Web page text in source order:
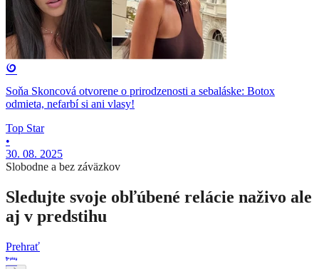
Soňa Skoncová otvorene o prirodzenosti a sebaláske: Botox
odmieta, nefarbí si ani vlasy!
Top Star
•
30. 08. 2025
Slobodne a bez záväzkov
Sledujte svoje obľúbené relácie naživo ale
aj v predstihu
Prehrať